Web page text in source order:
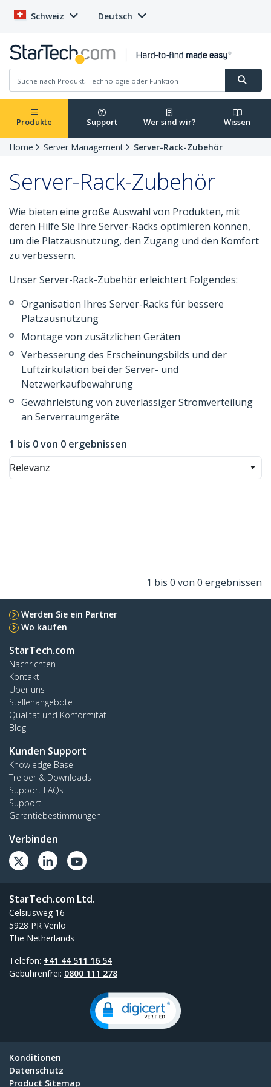
Schweiz Deutsch
Produkte Support Wer sind wir? Wissen
Home Server Management Server-Rack-Zubehör
Server-Rack-Zubehör
Wie bieten eine große Auswahl von Produkten, mit
deren Hilfe Sie Ihre Server-Racks optimieren können,
um die Platzausnutzung, den Zugang und den Komfort
zu verbessern.
Unser Server-Rack-Zubehör erleichtert Folgendes:
Organisation Ihres Server-Racks für bessere
Platzausnutzung
Montage von zusätzlichen Geräten
Verbesserung des Erscheinungsbilds und der
Luftzirkulation bei der Server- und
Netzwerkaufbewahrung
Gewährleistung von zuverlässiger Stromverteilung
an Serverraumgeräte
1 bis 0 von 0 ergebnissen
Relevanz
1 bis 0 von 0 ergebnissen
Werden Sie ein Partner
Wo kaufen
StarTech.com
Nachrichten
Kontakt
Über uns
Stellenangebote
Qualität und Konformität
Blog
Kunden Support
Knowledge Base
Treiber & Downloads
Support FAQs
Support
Garantiebestimmungen
Verbinden
StarTech.com Ltd.
Celsiusweg 16
5928 PR Venlo
The Netherlands
Telefon: +41 44 511 16 54
Gebührenfrei: 0800 111 278
Konditionen
Datenschutz
Product Sitemap